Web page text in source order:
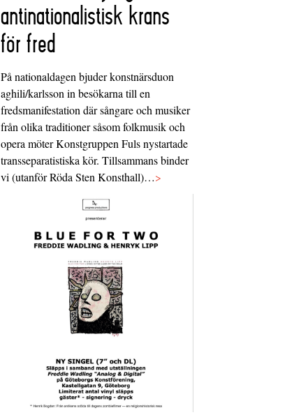
antinationalistisk krans
för fred
På nationaldagen bjuder konstnärsduon
aghili/karlsson in besökarna till en
fredsmanifestation där sångare och musiker
från olika traditioner såsom folkmusik och
opera möter Konstgruppen Fuls nystartade
transseparatistiska kör. Tillsammans binder
vi (utanför Röda Sten Konsthall)…>